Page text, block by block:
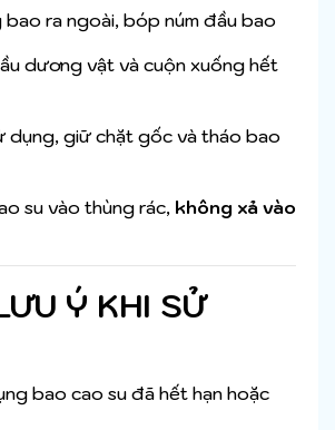
ra ngoài, bóp núm đầu bao
dương vật và cuộn xuống hết
dụng, giữ chặt gốc và tháo bao
su vào thùng rác, không xả vào
Ý KHI SỬ
bao cao su đã hết hạn hoặc